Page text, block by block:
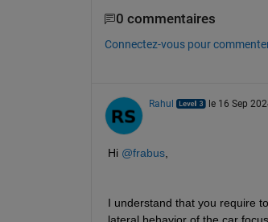
0 commentaires
Connectez-vous pour
Rahul le 16 Sep
Hi @frabus,
I understand that you require
lateral behavior of the car